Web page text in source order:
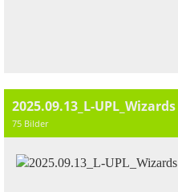
2025.09.13_L-UPL_Wizards
75 Bilder